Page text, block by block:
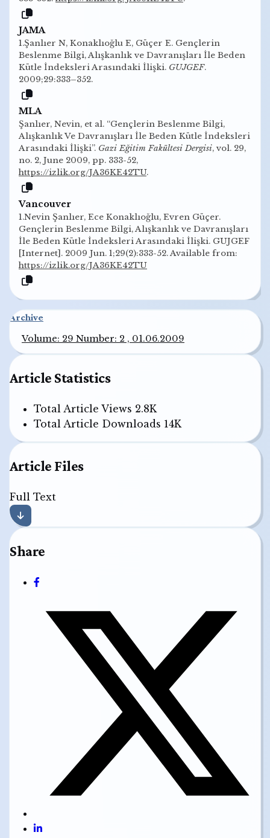
JAMA
1.Şanlıer N, Konaklıoğlu E, Güçer E. Gençlerin
Beslenme Bilgi, Alışkanlık ve Davranışları İle Beden
Kütle İndeksleri Arasındaki İlişki. GUJGEF.
2009;29:333–352.
MLA
Şanlıer, Nevin, et al. “Gençlerin Beslenme Bilgi,
Alışkanlık Ve Davranışları İle Beden Kütle İndeksleri
Arasındaki İlişki”. Gazi Eğitim Fakültesi Dergisi, vol. 29,
no. 2, June 2009, pp. 333-52,
https://izlik.org/JA36KE42TU.
Vancouver
1.Nevin Şanlıer, Ece Konaklıoğlu, Evren Güçer.
Gençlerin Beslenme Bilgi, Alışkanlık ve Davranışları
İle Beden Kütle İndeksleri Arasındaki İlişki. GUJGEF
[Internet]. 2009 Jun. 1;29(2):333-52. Available from:
https://izlik.org/JA36KE42TU
Archive
Volume: 29 Number: 2 , 01.06.2009
Article Statistics
Total Article Views 2.8K
Total Article Downloads 14K
Article Files
Full Text
Share